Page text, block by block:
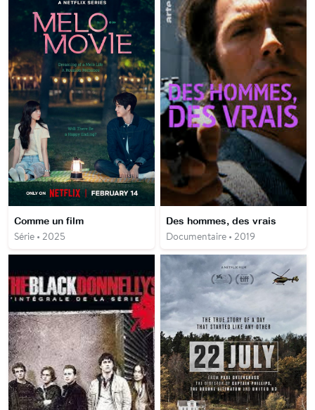
Comme un film
Série • 2025
Des hommes, des vrais
Documentaire • 2019